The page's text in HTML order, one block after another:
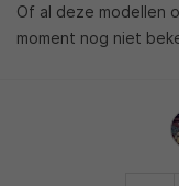
Of al deze modellen
moment nog niet